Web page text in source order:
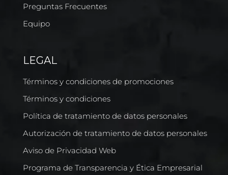
Preguntas Frecuentes
Equipo
LEGAL
Términos y condiciones de promociones
Términos y condiciones
Política de tratamiento de datos personales
Autorización de tratamiento de datos personales
Aviso de Privacidad Web
Programa de Transparencia y Ética Empresarial